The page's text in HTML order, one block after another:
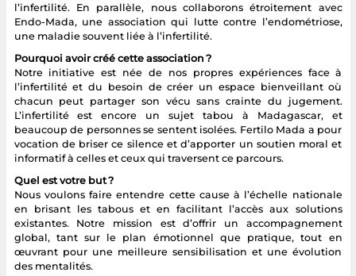
l’infertilité. En parallèle, nous collaborons étroitement avec
Endo-Mada, une association qui lutte contre l’endométriose,
une maladie souvent liée à l’infertilité.
Pourquoi avoir créé cette association ?
Notre initiative est née de nos propres expériences face à
l’infertilité et du besoin de créer un espace bienveillant où
chacun peut partager son vécu sans crainte du jugement.
L’infertilité est encore un sujet tabou à Madagascar, et
beaucoup de personnes se sentent isolées. Fertilo Mada a pour
vocation de briser ce silence et d’apporter un soutien moral et
informatif à celles et ceux qui traversent ce parcours.
Quel est votre but ?
Nous voulons faire entendre cette cause à l’échelle nationale
en brisant les tabous et en facilitant l’accès aux solutions
existantes. Notre mission est d’offrir un accompagnement
global, tant sur le plan émotionnel que pratique, tout en
œuvrant pour une meilleure sensibilisation et une évolution
des mentalités.